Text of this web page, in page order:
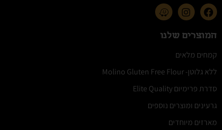
המוצרים שלנו
קמחים מלאים
ללא גלוטן- Molino Gluten Free Flour
סדרת פרימיום Elite Quality
גרעינים ומוצרים נוספים
מארזים מיוחדים